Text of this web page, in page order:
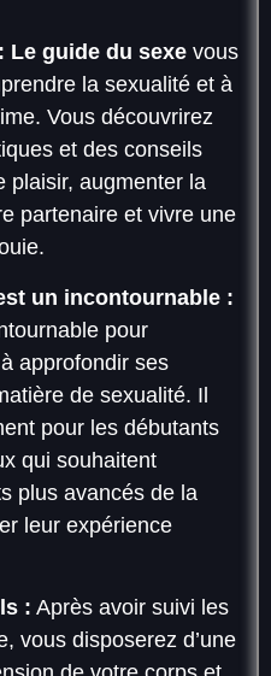
Le guide du sexe vous
la sexualité et à
Vous découvrirez
et des conseils
plaisir, augmenter la
partenaire et vivre une
un incontournable :
pour
approfondir ses
de sexualité. Il
pour les débutants
qui souhaitent
plus avancés de la
leur expérience
: Après avoir suivi les
vous disposerez d’une